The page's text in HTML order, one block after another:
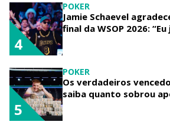
POKER
Jamie Schaevel
final da WSOP 2026: “Eu
4
POKER
Os verdadeiros
saiba quanto sobrou
5